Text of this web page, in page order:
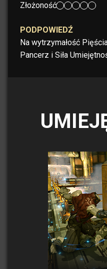
Złożoność:
PODPOWIEDŹ
Na wytrzymałość
Pancerz i Siła